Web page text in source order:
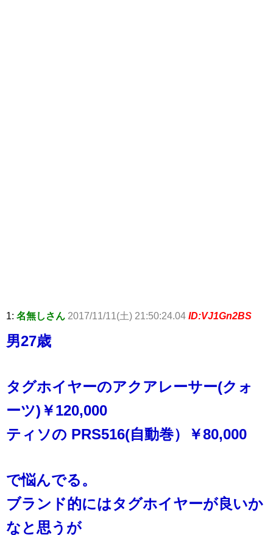
1: 名無しさん 2017/11/11(土) 21:50:24.04 ID:VJ1Gn2BS
男27歳
タグホイヤーのアクアレーサー(クォ
ーツ)￥120,000
ティソの PRS516(自動巻）￥80,000
で悩んでる。
ブランド的にはタグホイヤーが良いか
なと思うが